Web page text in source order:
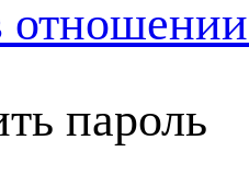
пароль